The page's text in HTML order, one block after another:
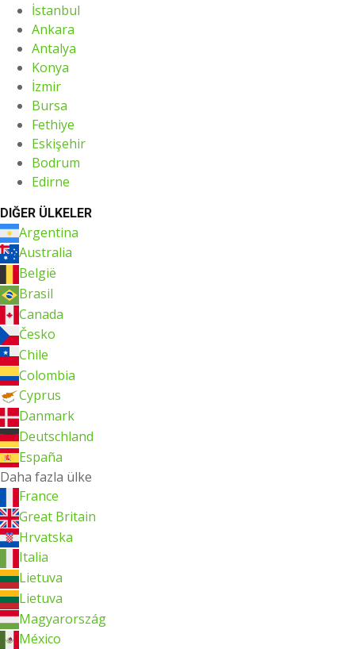
İstanbul
Ankara
Antalya
Konya
İzmir
Bursa
Fethiye
Eskişehir
Bodrum
Edirne
DIĞER ÜLKELER
Argentina
Australia
België
Brasil
Canada
Česko
Chile
Colombia
Cyprus
Danmark
Deutschland
España
Daha fazla ülke
France
Great Britain
Hrvatska
Italia
Lietuva
Lietuva
Magyarország
México